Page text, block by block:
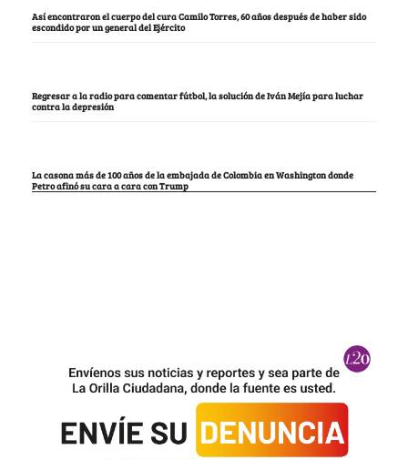
Así encontraron el cuerpo del cura Camilo Torres, 60 años después de haber sido
escondido por un general del Ejército
Regresar a la radio para comentar fútbol, la solución de Iván Mejía para luchar
contra la depresión
La casona más de 100 años de la embajada de Colombia en Washington donde
Petro afinó su cara a cara con Trump